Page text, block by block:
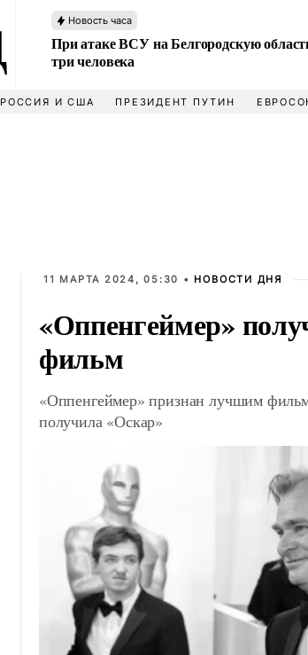
Новость часа
При атаке ВСУ на Белгородскую
три человека
РОССИЯ И США ПРЕЗИДЕНТ ПУТИН
11 МАРТА 2024, 05:30 • НОВОСТИ ДНЯ
«Оппенгеймер»
фильм
«Оппенгеймер» признан лучшим
получила «Оскар»